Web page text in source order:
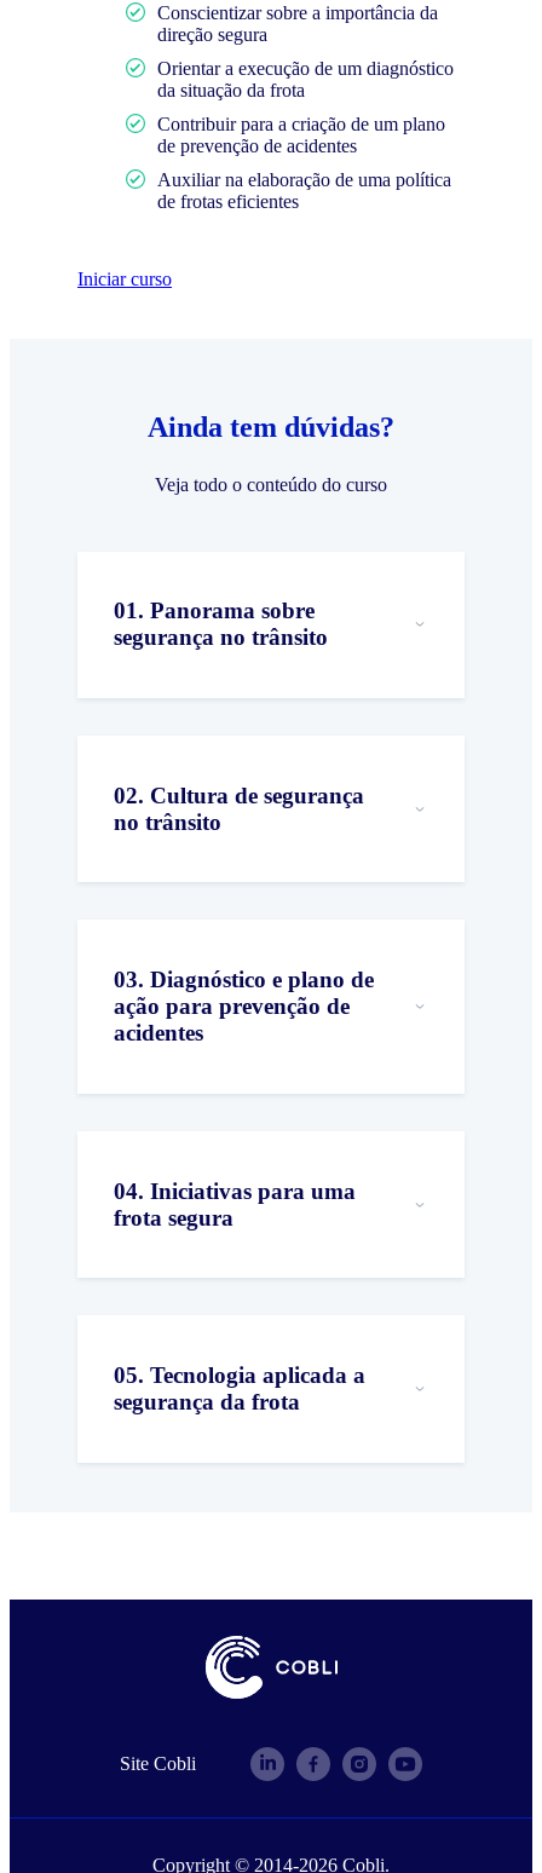
Conscientizar sobre a importância da
direção segura
Orientar a execução de um diagnóstico
da situação da frota
Contribuir para a criação de um plano
de prevenção de acidentes
Auxiliar na elaboração de uma política
de frotas eficientes
Iniciarcurso
Ainda tem dúvidas?
Veja todo o conteúdo do curso
01. Panorama sobre
segurança no trânsito
02. Cultura de segurança
no trânsito
03. Diagnóstico e plano de
ação para prevenção de
acidentes
04. Iniciativas para uma
frota segura
05. Tecnologia aplicada a
segurança da frota
Site Cobli
Copyright © 2014-2026 Cobli.